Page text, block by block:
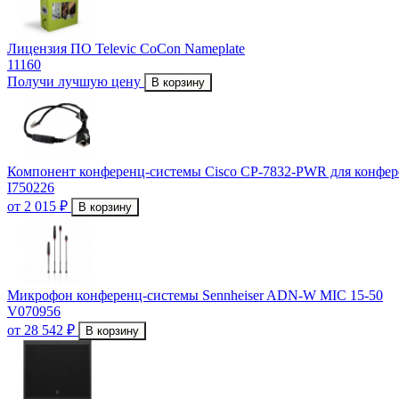
Лицензия ПО Televic CoCon Nameplate
11160
Получи лучшую цену
В корзину
Компонент конференц-системы Cisco CP-7832-PWR для
I750226
от 2 015 ₽
В корзину
Микрофон конференц-системы Sennheiser ADN-W MIC 15-50
V070956
от 28 542 ₽
В корзину